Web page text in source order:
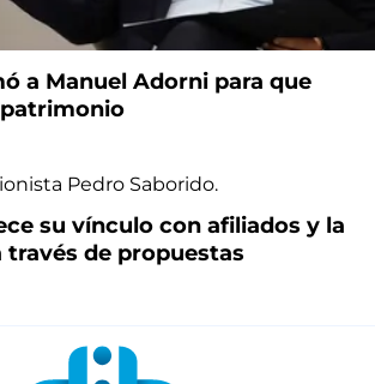
a Manuel Adorni para que
su vínculo con afiliados y la
de propuestas